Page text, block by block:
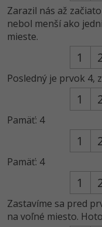
Zarazil nás až
nebol menší ako
mieste.
1
Posledný je prvok 4,
1
Pamäť: 4
1
Pamäť: 4
1
Zastavíme sa pred
na voľné miesto.